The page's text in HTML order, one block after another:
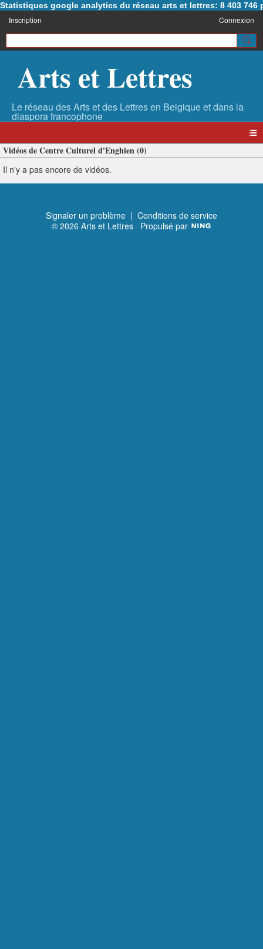
Statistiques google analytics du réseau arts et lettres: 8 403 746
Inscription Connexion
Arts et Lettres
Vidéos de Centre Culturel d'Enghien (0)
Il n'y a pas encore de vidéos.
Signaler un problème | Conditions de service
© 2026 Arts et Lettres Propulsé par